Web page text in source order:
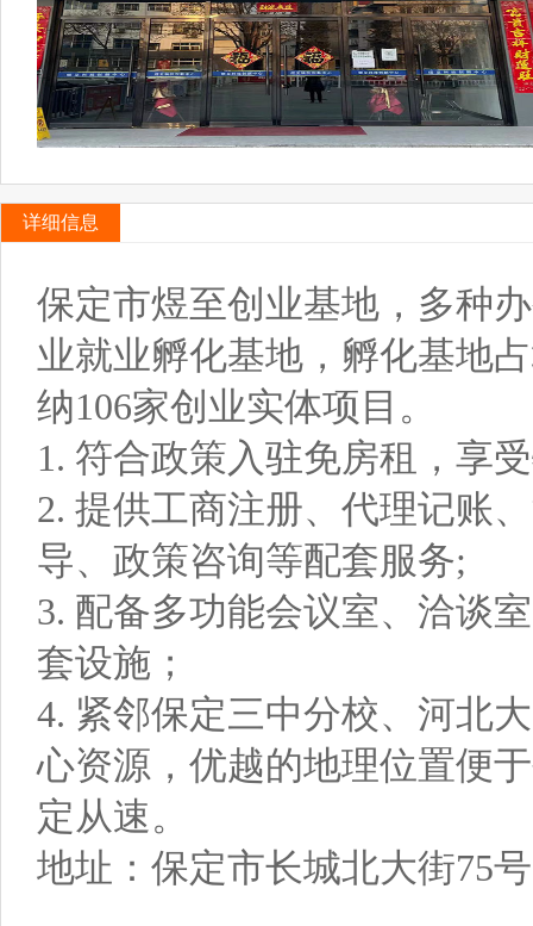
详细信息
保定市煜至创业基地，多种
业就业孵化基地，孵化基地
纳106家创业实体项目。
1. 符合政策入驻免房租，享
2. 提供工商注册、代理记账
导、政策咨询等配套服务;
3. 配备多功能会议室、洽谈
套设施；
4. 紧邻保定三中分校、河北
心资源，优越的地理位置便
定从速。
地址：保定市长城北大街75